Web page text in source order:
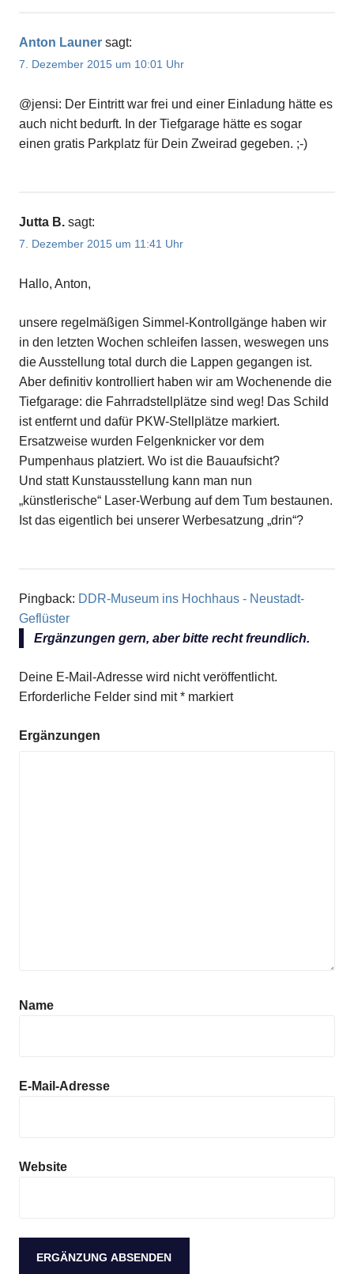
Anton Launer sagt:
7. Dezember 2015 um 10:01 Uhr
@jensi: Der Eintritt war frei und einer Einladung hätte es
auch nicht bedurft. In der Tiefgarage hätte es sogar
einen gratis Parkplatz für Dein Zweirad gegeben. ;-)
Jutta B. sagt:
7. Dezember 2015 um 11:41 Uhr
Hallo, Anton,
unsere regelmäßigen Simmel-Kontrollgänge haben wir
in den letzten Wochen schleifen lassen, weswegen uns
die Ausstellung total durch die Lappen gegangen ist.
Aber definitiv kontrolliert haben wir am Wochenende die
Tiefgarage: die Fahrradstellplätze sind weg! Das Schild
ist entfernt und dafür PKW-Stellplätze markiert.
Ersatzweise wurden Felgenknicker vor dem
Pumpenhaus platziert. Wo ist die Bauaufsicht?
Und statt Kunstausstellung kann man nun
„künstlerische“ Laser-Werbung auf dem Tum bestaunen.
Ist das eigentlich bei unserer Werbesatzung „drin“?
Pingback: DDR-Museum ins Hochhaus - Neustadt-
Geflüster
Ergänzungen gern, aber bitte recht freundlich.
Deine E-Mail-Adresse wird nicht veröffentlicht.
Erforderliche Felder sind mit* markiert
Ergänzungen
Name
E-Mail-Adresse
Website